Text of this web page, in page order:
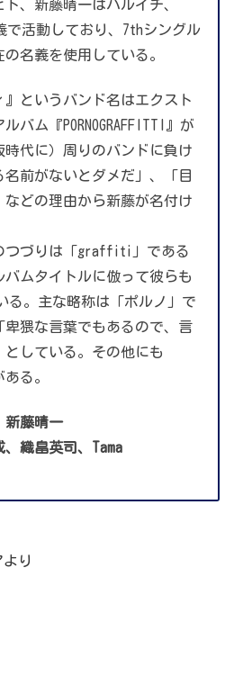
、新藤晴一はハルイチ、
で活動しており、7thシングル
の名義を使用している。
』というバンド名はエクスト
バム『PORNOGRAFFITTI』が
代に）周りのバンドに負け
前がないとダメだ」、「目
どの理由から新藤が名付け
つづりは「graffiti」である
ムタイトルに倣って彼らも
。主な略称は「ポルノ」で
卑猥な言葉でもあるので、言
している。その他にも
る。
新藤晴一
、織畠英司、Tama
り